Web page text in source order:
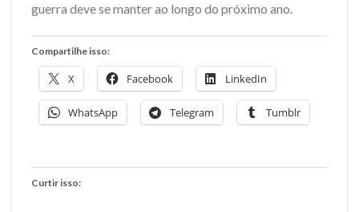
guerra deve se manter ao longo do próximo ano.
Compartilhe isso:
X Facebook LinkedIn
WhatsApp Telegram Tumblr
Curtir isso: